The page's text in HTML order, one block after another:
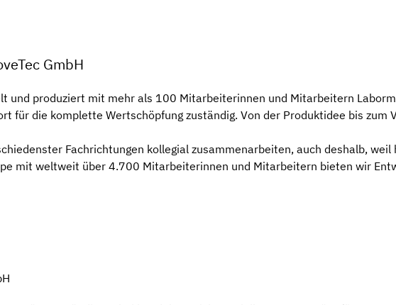
GmbH
und produziert mit mehr als 100 Mitarbeiterinnen und Mitarbeitern
für die komplette Wertschöpfung zuständig. Von der Produktidee bis zum
Fachrichtungen kollegial zusammenarbeiten, auch deshalb,
mit weltweit über 4.700 Mitarbeiterinnen und Mitarbeitern bieten wir